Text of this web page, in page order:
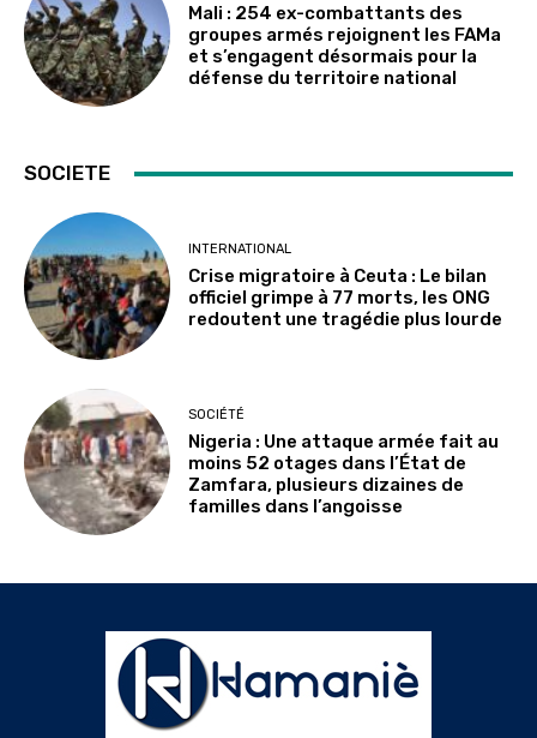
Mali : 254 ex-combattants des
groupes armés rejoignent les FAMa
et s’engagent désormais pour la
défense du territoire national
SOCIETE
INTERNATIONAL
Crise migratoire à Ceuta : Le bilan
officiel grimpe à 77 morts, les ONG
redoutent une tragédie plus lourde
SOCIÉTÉ
Nigeria : Une attaque armée fait au
moins 52 otages dans l’État de
Zamfara, plusieurs dizaines de
familles dans l’angoisse